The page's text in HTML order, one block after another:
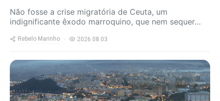
Não fosse a crise migratória de Ceuta, um
indignificante êxodo marroquino, que nem sequer…
Rebelo Marinho 2026.08.03
https://www.ruadireita.pt/wp-
content/uploads/2026/08/ceuta-
800x600.jpg